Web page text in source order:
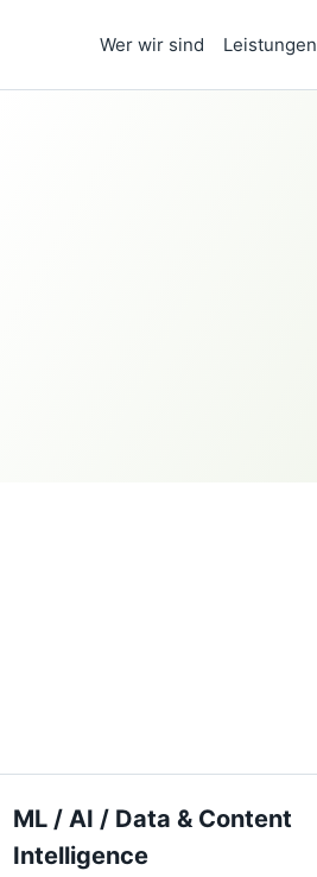
Wer wir sind Leistungen
ML / AI / Data & Content
Intelligence